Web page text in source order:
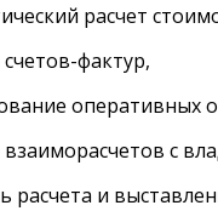
расчет
фактур,
оперативных
с
и